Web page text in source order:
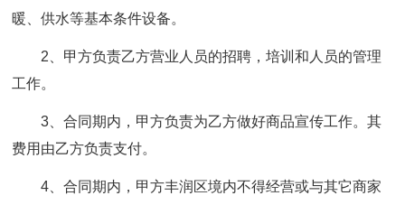
暖、供水等基本条件设备。
2、甲方负责乙方营业人员的招聘，培训和人员的管理
工作。
3、合同期内，甲方负责为乙方做好商品宣传工作。其
费用由乙方负责支付。
4、合同期内，甲方丰润区境内不得经营或与其它商家